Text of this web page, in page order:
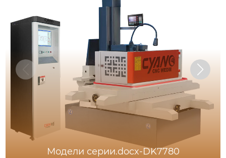
Модели серии.docx-DK7780